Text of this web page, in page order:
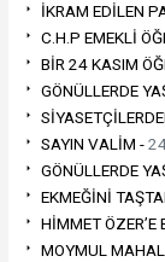
İKRAM EDİLEN
C.H.P EMEKLİ
BİR 24 KASIM
GÖNÜLLERDE
SAYIN VALİM -
GÖNÜLLERDE
EKMEĞİNİ
HİMMET ÖZER’E
MOYMUL